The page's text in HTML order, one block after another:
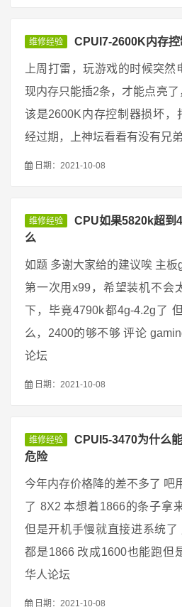
维修经验 CPUI7-2600K内存
上周打雷，玩游戏的时候突
现内存只能插2条，才能点亮
该是2600K内存控制器损坏，
经过期，上神坛看看有没有兄
日期：2021-10-08
维修经验
CPU如果5820k超到
么
如题 多谢大家给的建议唉 主板
第一次用x99，希望装机不会
下，毕竟4790k都4g-4.2g了
么，2400的够不够 评论
论坛
日期：2021-10-08
维修经验
CPUI5-3470为什么
危险
今年内存价格降的差不多了 吧
了 8X2 本想着1866的条子拿
但是开机手慢就直接进系统了
都是1866 改成1600也能跑但
华人论坛
日期：2021-10-08